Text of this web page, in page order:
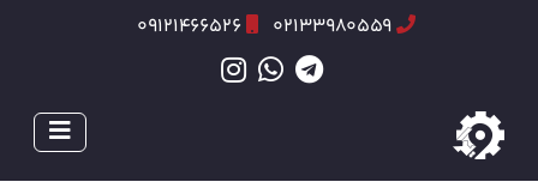
02133980559
09121466526